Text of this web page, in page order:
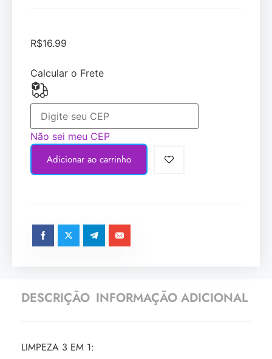
R$16.99
Calcular o Frete
Não sei meu CEP
Adicionar ao carrinho
DESCRIÇÃO INFORMAÇÃO ADICIONAL
LIMPEZA 3 EM 1: